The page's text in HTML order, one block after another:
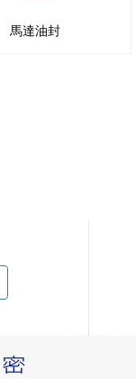
馬達油封